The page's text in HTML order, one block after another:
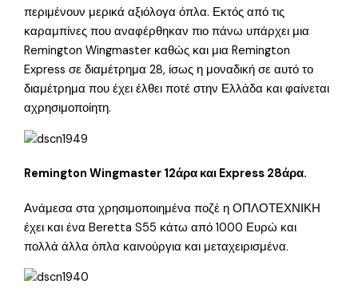
περιμένουν μερικά αξιόλογα όπλα. Εκτός από τις
καραμπίνες που αναφέρθηκαν πιο πάνω υπάρχει μια
Remington Wingmaster καθώς και μια Remington
Express σε διαμέτρημα 28, ίσως η μοναδική σε αυτό το
διαμέτρημα που έχει έλθει ποτέ στην Ελλάδα και φαίνεται
αχρησιμοποίητη.
Remington Wingmaster 12άρα και Express 28άρα.
Ανάμεσα στα χρησιμοποιημένα ποζέ η ΟΠΛΟΤΕΧΝΙΚΗ
έχει και ένα Beretta S55 κάτω από 1000 Ευρώ και
πολλά άλλα όπλα καινούργια και μεταχειρισμένα.